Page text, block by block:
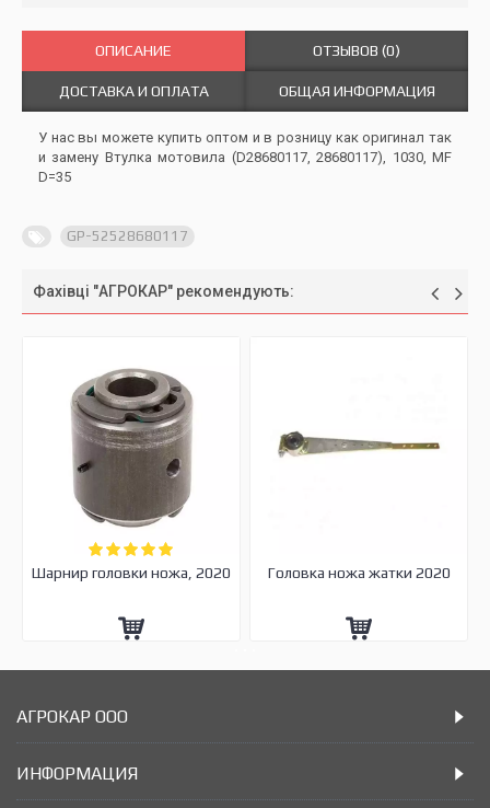
ОПИСАНИЕ ОТЗЫВОВ (0)
ДОСТАВКА И ОПЛАТА ОБЩАЯ ИНФОРМАЦИЯ
У нас вы можете купить оптом и в розницу как оригинал так
и замену Втулка мотовила (D28680117, 28680117), 1030, MF
D=35
GP-52528680117
Фахівці "АГРОКАР" рекомендують:
Шарнир головки ножа, 2020 Головка ножа жатки 2020
АГРОКАР ООО
ИНФОРМАЦИЯ